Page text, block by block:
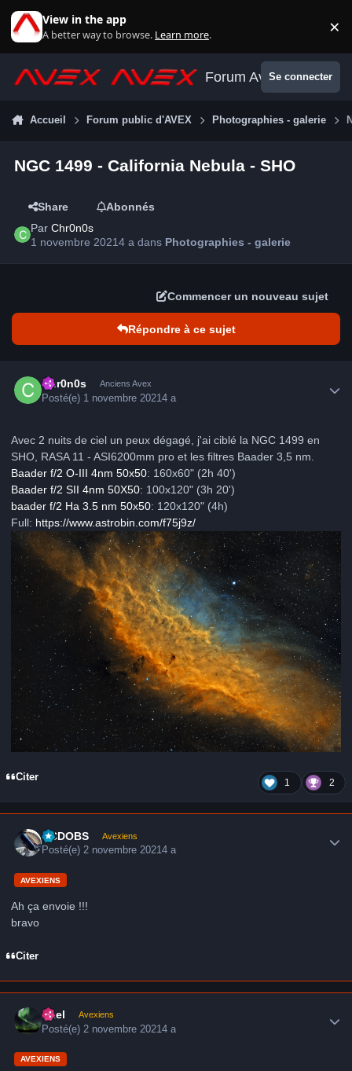
View in the app
A better way to browse. Learn more. ×
Forum AvexSe connecter
Accueil Forum public d'AVEX Photographies - galerie
NGC 1499 - California Nebula - SHO
Share
Abonnés
ParChr0n0s
1 novembre 20214 a dans Photographies - galerie
Commencer un nouveau sujet
Répondre à ce sujet
Chr0n0s Anciens Avex
Posté(e) 1 novembre 20214 a
Avec 2 nuits de ciel un peux dégagé, j'ai ciblé la NGC 1499 en
SHO, RASA 11 - ASI6200mm pro et les filtres Baader 3,5 nm.
Baader f/2 O-III 4nm 50x50: 160x60" (2h 40')
Baader f/2 SII 4nm 50X50: 100x120" (3h 20')
baader f/2 Ha 3.5 nm 50x50: 120x120" (4h)
Full: https://www.astrobin.com/f75j9z/
Citer 1 2
CCDOBS Avexiens
Posté(e)2 novembre 20214 a
AVEXIENS
Ah ça envoie !!!
bravo
Citer
Axel Avexiens
Posté(e) 2 novembre 20214 a
AVEXIENS